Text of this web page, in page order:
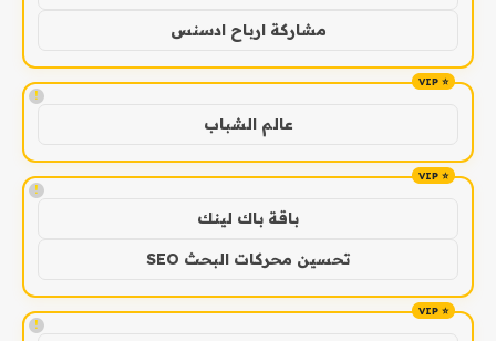
مشاركة ارباح ادسنس
!
عالم الشباب
!
باقة باك لينك
تحسين محركات البحث SEO
!